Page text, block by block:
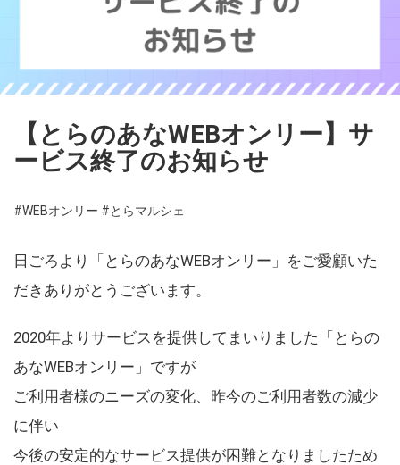
【とらのあなWEBオンリー】サ
ービス終了のお知らせ
#WEBオンリー #とらマルシェ
日ごろより「とらのあなWEBオンリー」をご愛顧いた
だきありがとうございます。
2020年よりサービスを提供してまいりました「とらの
あなWEBオンリー」ですが
ご利用者様のニーズの変化、昨今のご利用者数の減少
に伴い
今後の安定的なサービス提供が困難となりましたため